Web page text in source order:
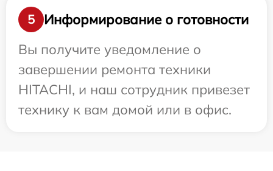
5
Информирование о готовности
Вы получите уведомление о
завершении ремонта техники
HITACHI, и наш сотрудник привезет
технику к вам домой или в офис.